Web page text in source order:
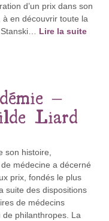
d’un prix dans son
à en découvrir toute la
Lire la suite
–
Liard
son histoire,
de médecine a décerné
prix, fondés le plus
suite des dispositions
de médecins
de philanthropes. La